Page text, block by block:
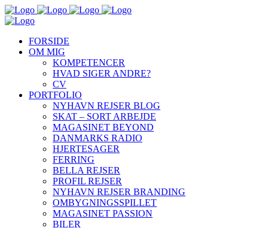
FORSIDE
OM MIG
KOMPETENCER
HVAD SIGER ANDRE?
CV
PORTFOLIO
NYHAVN REJSER BLOG
SKAT – SORT ARBEJDE
MAGASINET BEYOND
DANMARKS RADIO
HJERTESAGER
FERRING
BELLA REJSER
PROFIL REJSER
NYHAVN REJSER BRANDING
OMBYGNINGSSPILLET
MAGASINET PASSION
BILER